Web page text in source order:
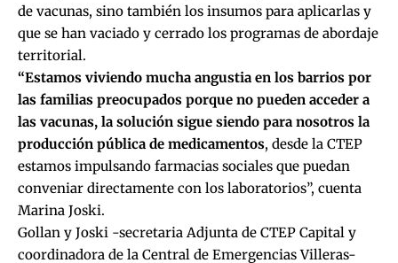
de vacunas, sino también los insumos para aplicarlas y
que se han vaciado y cerrado los programas de abordaje
territorial.
“Estamos viviendo mucha angustia en los barrios por
las familias preocupados porque no pueden acceder a
las vacunas, la solución sigue siendo para nosotros la
producción pública de medicamentos, desde la CTEP
estamos impulsando farmacias sociales que puedan
conveniar directamente con los laboratorios”, cuenta
Marina Joski.
Gollan y Joski -secretaria Adjunta de CTEP Capital y
coordinadora de la Central de Emergencias Villeras-